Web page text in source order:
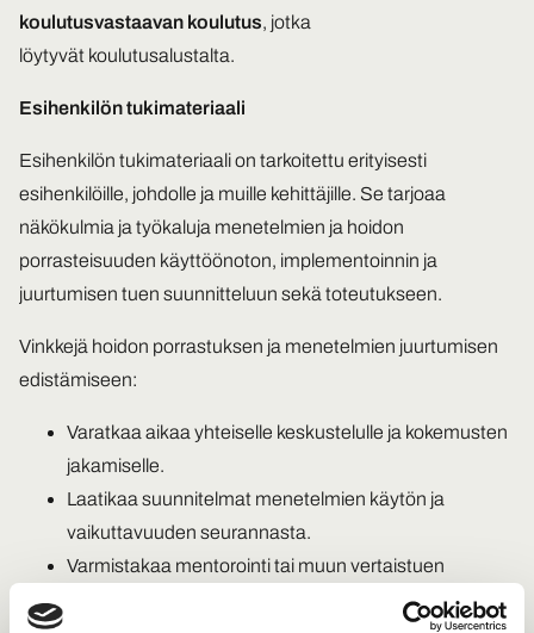
koulutusvastaavan koulutus, jotka
löytyvät koulutusalustalta.
Esihenkilön tukimateriaali
Esihenkilön tukimateriaali on tarkoitettu erityisesti
esihenkilöille, johdolle ja muille kehittäjille. Se tarjoaa
näkökulmia ja työkaluja menetelmien ja hoidon
porrasteisuuden käyttöönoton, implementoinnin ja
juurtumisen tuen suunnitteluun sekä toteutukseen.
Vinkkejä hoidon porrastuksen ja menetelmien juurtumisen
edistämiseen:
Varatkaa aikaa yhteiselle keskustelulle ja kokemusten
jakamiselle.
Laatikaa suunnitelmat menetelmien käytön ja
vaikuttavuuden seurannasta.
Varmistakaa mentorointi tai muun vertaistuen